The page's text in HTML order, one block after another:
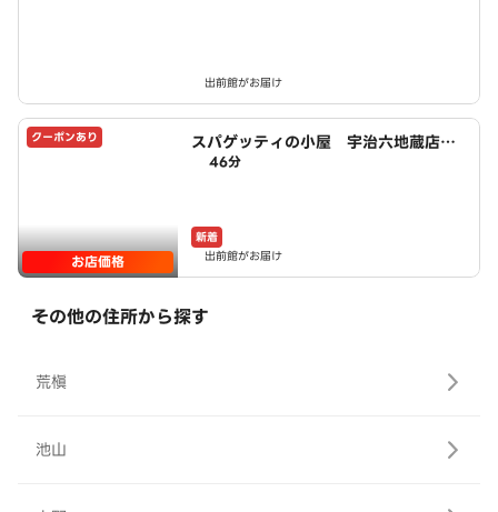
出前館がお届け
クーポンあり
お店価格
スパゲッティの小屋 宇治六地蔵店 p
owered by LAWSON
46分
新着
出前館がお届け
その他の住所から探す
荒槇
池山